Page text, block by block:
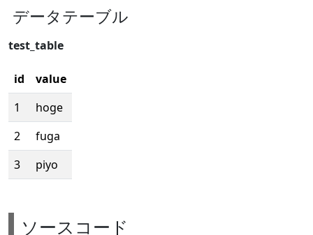
データテーブル
test_table
id
value
1
hoge
2
fuga
3
piyo
ソースコード